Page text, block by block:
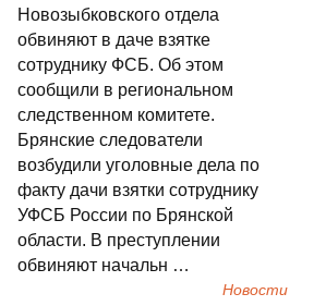
Новозыбковского отдела
обвиняют в даче взятке
сотруднику ФСБ. Об этом
сообщили в региональном
следственном комитете.
Брянские следователи
возбудили уголовные дела по
факту дачи взятки сотруднику
УФСБ России по Брянской
области. В преступлении
обвиняют начальн …
Новости